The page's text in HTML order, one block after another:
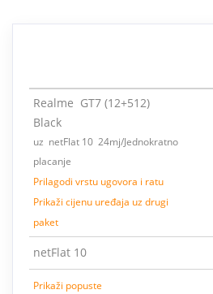
Realme GT7 (12+512)
Black
uz netFlat 10 24mj/Jednokratno
placanje
Prilagodi vrstu ugovora i ratu
Prikaži cijenu uređaja uz drugi
paket
netFlat 10
Prikaži popuste